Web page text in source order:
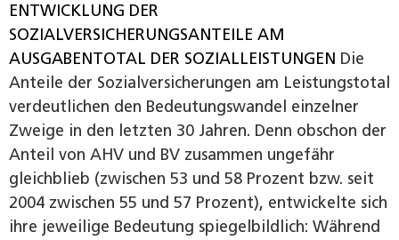
ENTWICKLUNG DER
SOZIALVERSICHERUNGSANTEILE AM
AUSGABENTOTAL DER SOZIALLEISTUNGEN Die
Anteile der Sozialversicherungen am Leistungstotal
verdeutlichen den Bedeutungswandel einzelner
Zweige in den letzten 30 Jahren. Denn obschon der
Anteil von AHV und BV zusammen ungefähr
gleichblieb (zwischen 53 und 58 Prozent bzw. seit
2004 zwischen 55 und 57 Prozent), entwickelte sich
ihre jeweilige Bedeutung spiegelbildlich: Während